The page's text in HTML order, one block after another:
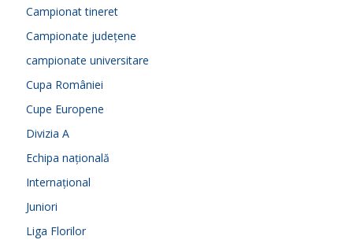
Campionat tineret
Campionate județene
campionate universitare
Cupa României
Cupe Europene
Divizia A
Echipa națională
Internațional
Juniori
Liga Florilor